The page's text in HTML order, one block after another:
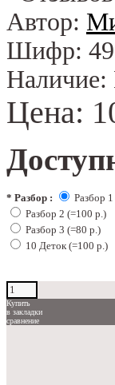
Автор:
Шифр:
Наличие:
Цена:
* Разбор :
Разбор
Разбор 2 (=100 р.)
Разбор 3 (=80 р.)
10 Деток (=100 р.)
Купить
в закладки
сравнение